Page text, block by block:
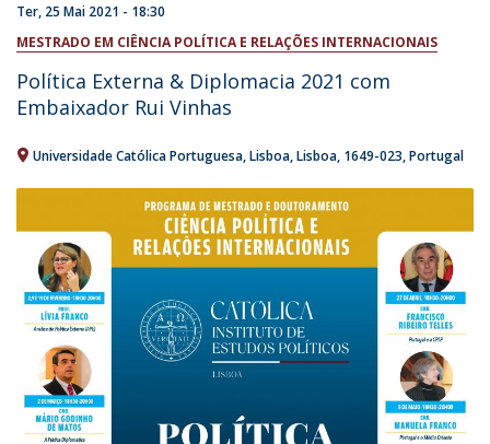
Ter, 25 Mai 2021 - 18:30
MESTRADO EM CIÊNCIA POLÍTICA E RELAÇÕES INTERNACIONAIS
Política Externa & Diplomacia 2021 com
Embaixador Rui Vinhas
Universidade Católica Portuguesa Lisboa Lisboa 1649-023 Portugal